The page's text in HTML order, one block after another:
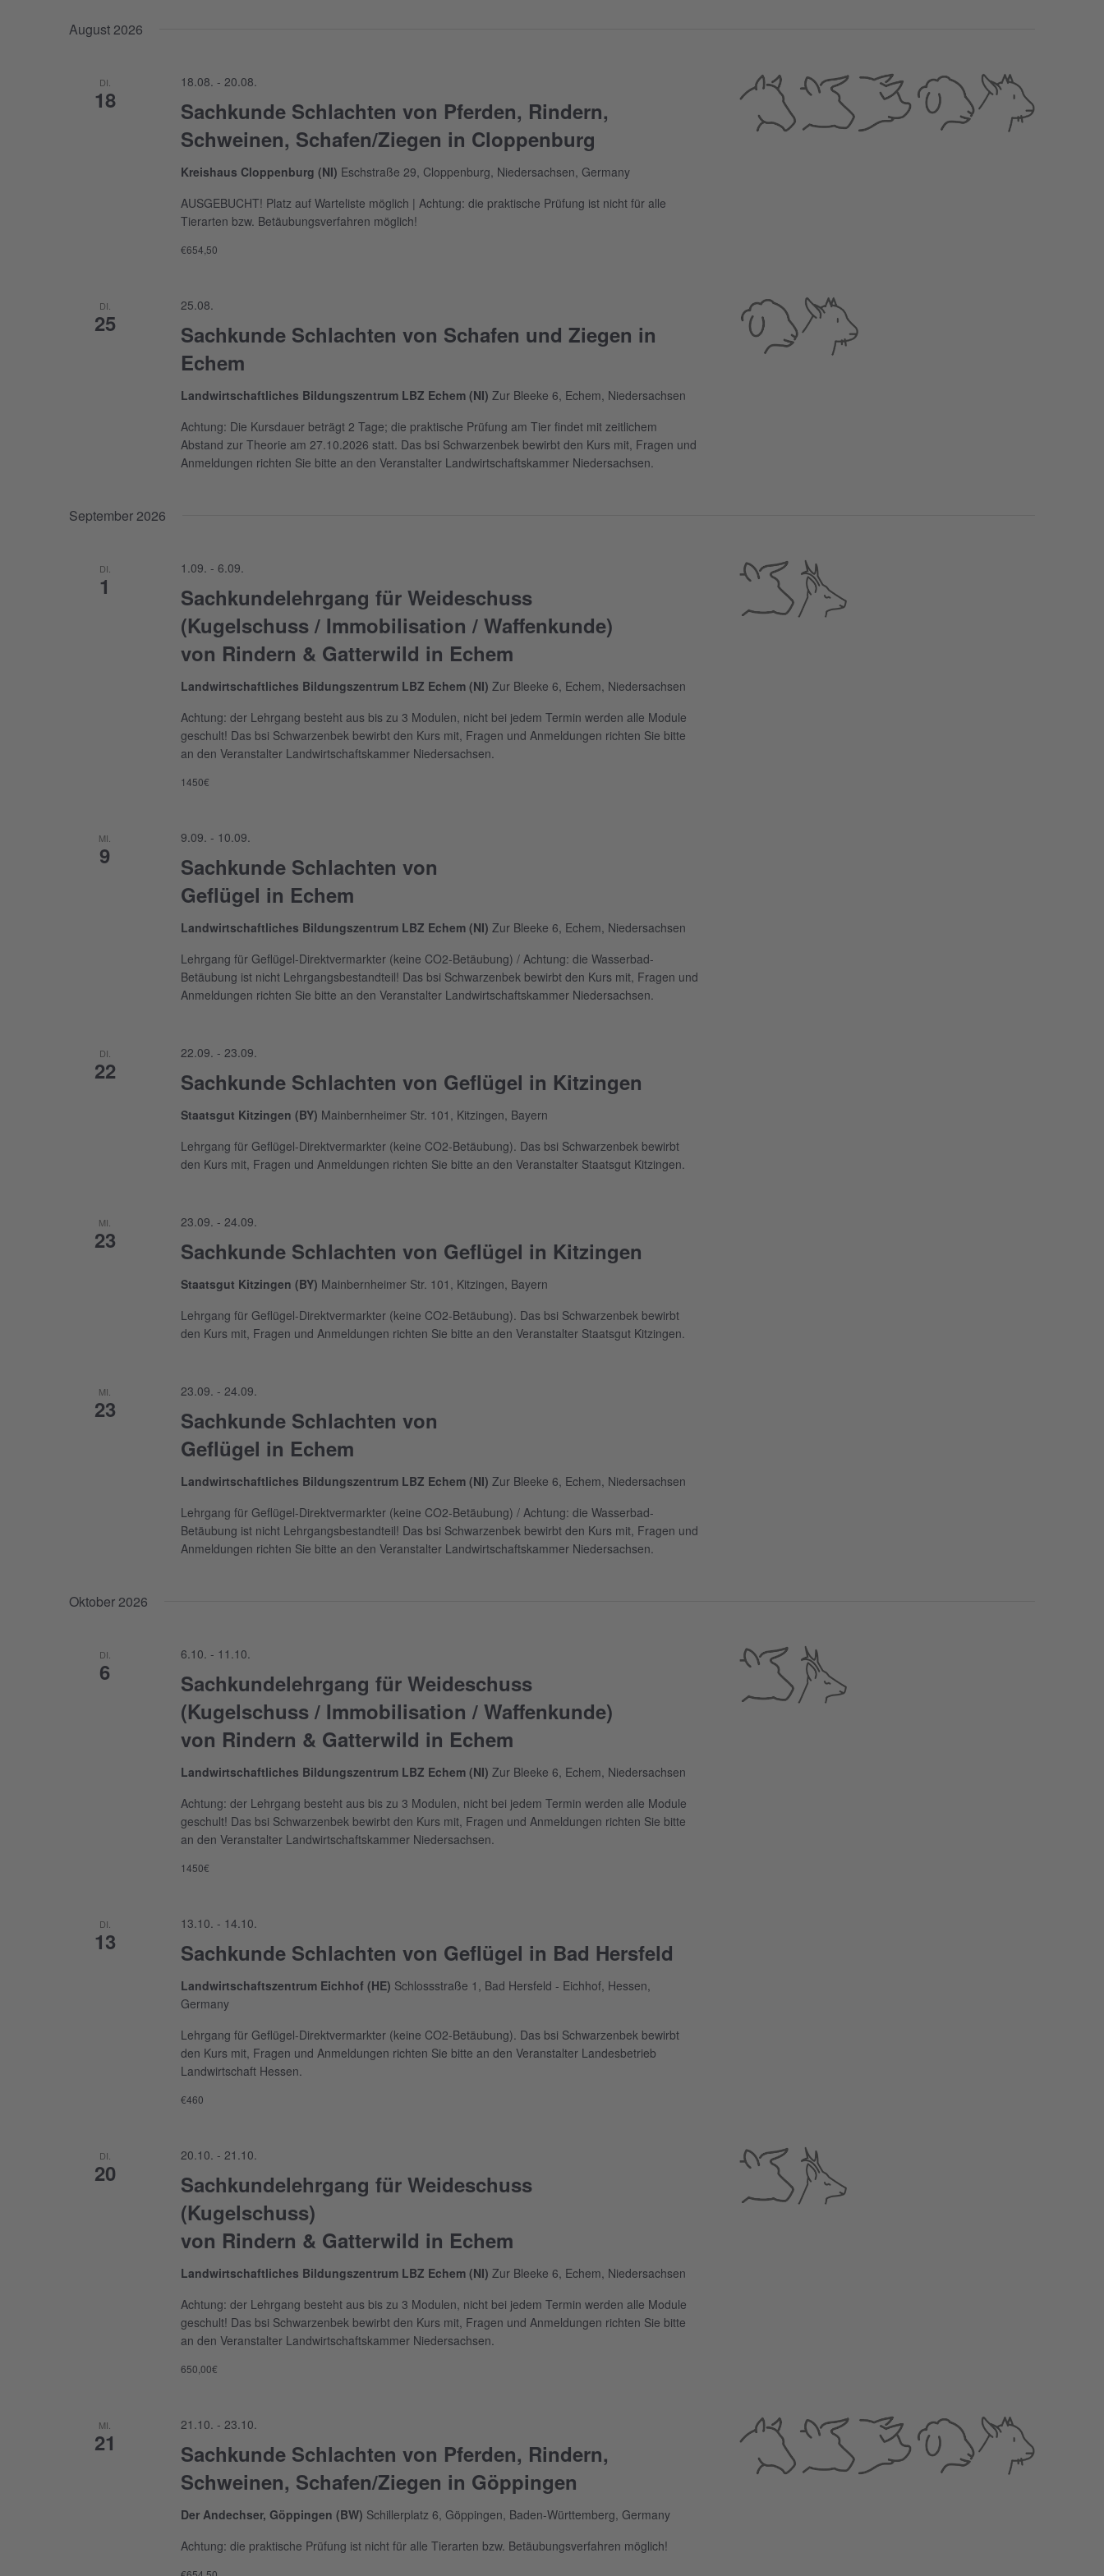
Schlüsselwort.
August 2026
DI.
18
Sachkunde Schlachten von Pferden, Rindern,
Schweinen, Schafen/Ziegen in Cloppenburg
18.08. - 20.08.
Kreishaus Cloppenburg (NI) Eschstraße 29, Cloppenburg, Niedersachsen, Germany
AUSGEBUCHT! Platz auf Warteliste möglich | Achtung: die praktische Prüfung ist nicht für alle
Tierarten bzw. Betäubungsverfahren möglich!
€654,50
DI.
25
Sachkunde Schlachten von Schafen und Ziegen in
Echem
25.08.
Landwirtschaftliches Bildungszentrum LBZ Echem (NI) Zur Bleeke 6, Echem, Niedersachsen
Achtung: Die Kursdauer beträgt 2 Tage; die praktische Prüfung am Tier findet mit zeitlichem
Abstand zur Theorie am 27.10.2026 statt. Das bsi Schwarzenbek bewirbt den Kurs mit, Fragen und
Anmeldungen richten Sie bitte an den Veranstalter Landwirtschaftskammer Niedersachsen.
September 2026
DI.
1
Sachkundelehrgang für Weideschuss
(Kugelschuss / Immobilisation / Waffenkunde)
von Rindern & Gatterwild in Echem
1.09. - 6.09.
Landwirtschaftliches Bildungszentrum LBZ Echem (NI) Zur Bleeke 6, Echem, Niedersachsen
Achtung: der Lehrgang besteht aus bis zu 3 Modulen, nicht bei jedem Termin werden alle Module
geschult! Das bsi Schwarzenbek bewirbt den Kurs mit, Fragen und Anmeldungen richten Sie bitte
an den Veranstalter Landwirtschaftskammer Niedersachsen.
1450€
MI.
9
Sachkunde Schlachten von
Geflügel in Echem
9.09. - 10.09.
Landwirtschaftliches Bildungszentrum LBZ Echem (NI) Zur Bleeke 6, Echem, Niedersachsen
Lehrgang für Geflügel-Direktvermarkter (keine CO2-Betäubung) / Achtung: die Wasserbad-
Betäubung ist nicht Lehrgangsbestandteil! Das bsi Schwarzenbek bewirbt den Kurs mit, Fragen und
Anmeldungen richten Sie bitte an den Veranstalter Landwirtschaftskammer Niedersachsen.
DI.
22 Sachkunde Schlachten von Geflügel in Kitzingen
22.09. - 23.09.
Staatsgut Kitzingen (BY) Mainbernheimer Str. 101, Kitzingen, Bayern
Lehrgang für Geflügel-Direktvermarkter (keine CO2-Betäubung). Das bsi Schwarzenbek bewirbt
den Kurs mit, Fragen und Anmeldungen richten Sie bitte an den Veranstalter Staatsgut Kitzingen.
MI.
23 Sachkunde Schlachten von Geflügel in Kitzingen
23.09. - 24.09.
Staatsgut Kitzingen (BY) Mainbernheimer Str. 101, Kitzingen, Bayern
Lehrgang für Geflügel-Direktvermarkter (keine CO2-Betäubung). Das bsi Schwarzenbek bewirbt
den Kurs mit, Fragen und Anmeldungen richten Sie bitte an den Veranstalter Staatsgut Kitzingen.
MI.
23
Sachkunde Schlachten von
Geflügel in Echem
23.09. - 24.09.
Landwirtschaftliches Bildungszentrum LBZ Echem (NI) Zur Bleeke 6, Echem, Niedersachsen
Lehrgang für Geflügel-Direktvermarkter (keine CO2-Betäubung) / Achtung: die Wasserbad-
Betäubung ist nicht Lehrgangsbestandteil! Das bsi Schwarzenbek bewirbt den Kurs mit, Fragen und
Anmeldungen richten Sie bitte an den Veranstalter Landwirtschaftskammer Niedersachsen.
Oktober 2026
DI.
6
Sachkundelehrgang für Weideschuss
(Kugelschuss / Immobilisation / Waffenkunde)
von Rindern & Gatterwild in Echem
6.10. - 11.10.
Landwirtschaftliches Bildungszentrum LBZ Echem (NI) Zur Bleeke 6, Echem, Niedersachsen
Achtung: der Lehrgang besteht aus bis zu 3 Modulen, nicht bei jedem Termin werden alle Module
geschult! Das bsi Schwarzenbek bewirbt den Kurs mit, Fragen und Anmeldungen richten Sie bitte
an den Veranstalter Landwirtschaftskammer Niedersachsen.
1450€
DI.
13 Sachkunde Schlachten von Geflügel in Bad Hersfeld
13.10. - 14.10.
Landwirtschaftszentrum Eichhof (HE) Schlossstraße 1, Bad Hersfeld - Eichhof, Hessen,
Germany
Lehrgang für Geflügel-Direktvermarkter (keine CO2-Betäubung). Das bsi Schwarzenbek bewirbt
den Kurs mit, Fragen und Anmeldungen richten Sie bitte an den Veranstalter Landesbetrieb
Landwirtschaft Hessen.
€460
DI.
20
Sachkundelehrgang für Weideschuss
(Kugelschuss)
von Rindern & Gatterwild in Echem
20.10. - 21.10.
Landwirtschaftliches Bildungszentrum LBZ Echem (NI) Zur Bleeke 6, Echem, Niedersachsen
Achtung: der Lehrgang besteht aus bis zu 3 Modulen, nicht bei jedem Termin werden alle Module
geschult! Das bsi Schwarzenbek bewirbt den Kurs mit, Fragen und Anmeldungen richten Sie bitte
an den Veranstalter Landwirtschaftskammer Niedersachsen.
650,00€
MI.
21
Sachkunde Schlachten von Pferden, Rindern,
Schweinen, Schafen/Ziegen in Göppingen
21.10. - 23.10.
Der Andechser, Göppingen (BW) Schillerplatz 6, Göppingen, Baden-Württemberg, Germany
Achtung: die praktische Prüfung ist nicht für alle Tierarten bzw. Betäubungsverfahren möglich!